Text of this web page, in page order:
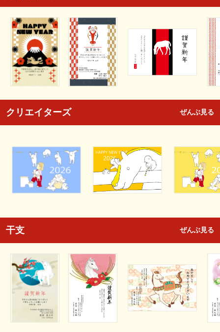
クリエイターズ ぜんぶ見る
干支 ぜんぶ見る